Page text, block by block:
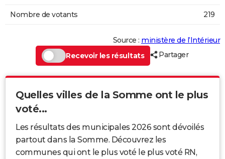
Nombre de votants 219
Source : ministère de l’Intérieur
Recevoir les résultats
Partager
Quelles villes de la Somme ont le plus
voté...
Les résultats des municipales 2026 sont dévoilés
partout dans la Somme. Découvrez les
communes qui ont le plus voté le plus voté RN,